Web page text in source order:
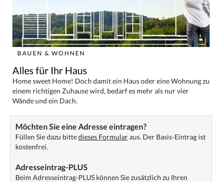
BAUEN & WOHNEN
Alles für Ihr Haus
Home sweet Home! Doch damit ein Haus oder eine Wohnung zu
einem richtigen Zuhause wird, bedarf es mehr als nur vier
Wände und ein Dach.
Möchten Sie eine Adresse eintragen?
Füllen Sie dazu bittedieses Formularaus. Der Basis-Eintrag ist
kostenfrei.
Adresseintrag-PLUS
Beim Adresseintrag-PLUS können Sie zusätzlich zu Ihren